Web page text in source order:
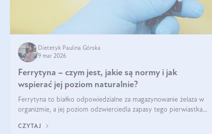
Dietetyk Paulina Górska
9 mar 2026
Ferrytyna – czym jest, jakie są normy i jak
wspierać jej poziom naturalnie?
Ferrytyna to białko odpowiedzialne za magazynowanie żelaza w
organizmie, a jej poziom odzwierciedla zapasy tego pierwiastka.
ferrytyny daje objawy, które mogą utrudniać codzienne
CZYTAJ